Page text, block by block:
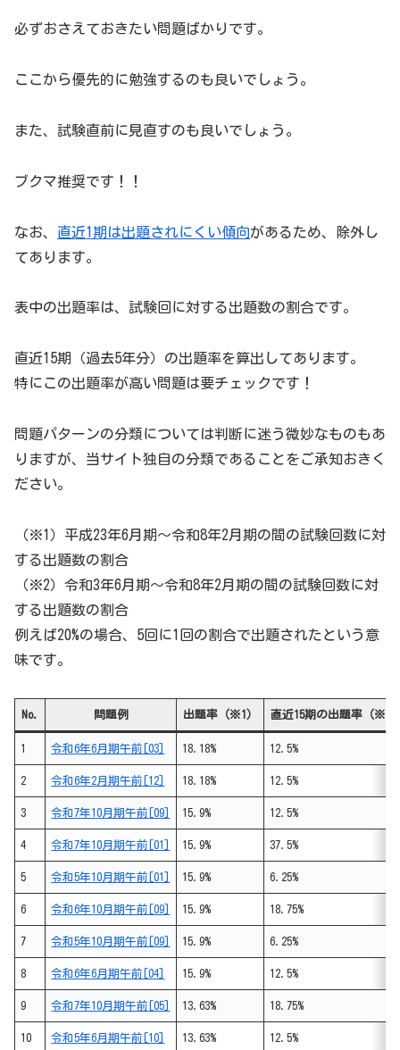
必ずおさえておきたい問題ばかりです。
ここから優先的に勉強するのも良いでしょう。
また、試験直前に見直すのも良いでしょう。
ブクマ推奨です！！
なお、 直近1期は出題されにくい傾向があるため、除外し
てあります。
表中の出題率は、試験回に対する出題数の割合です。
直近15期（過去5年分）の出題率を算出してあります。
特にこの出題率が高い問題は要チェックです！
問題パターンの分類については判断に迷う微妙なものもあ
りますが、当サイト独自の分類であることをご承知おきく
ださい。
（※1）平成23年6月期～令和8年2月期の間の試験回数に対
する出題数の割合
（※2）令和3年6月期～令和8年2月期の間の試験回数に対
する出題数の割合
例えば20%の場合、5回に1回の割合で出題されたという意
味です。
No. 問題例 出題率（※1） 直近15期の出題率（※2
1 令和6年6月期午前[03] 18.18% 12.5%
2 令和6年2月期午前[12] 18.18% 12.5%
3 令和7年10月期午前[09] 15.9% 12.5%
4 令和7年10月期午前[01] 15.9% 37.5%
5 令和5年10月期午前[01] 15.9% 6.25%
6 令和6年10月期午前[09] 15.9% 18.75%
7 令和5年10月期午前[09] 15.9% 6.25%
8 令和6年6月期午前[04] 15.9% 12.5%
9 令和7年10月期午前[05] 13.63% 18.75%
10 令和5年6月期午前[10] 13.63% 12.5%